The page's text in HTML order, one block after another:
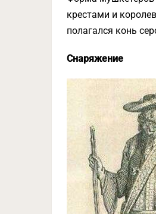
крестами и
полагался конь
Снаряжение